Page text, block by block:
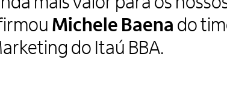
Michele Baenado
do Itaú BBA.